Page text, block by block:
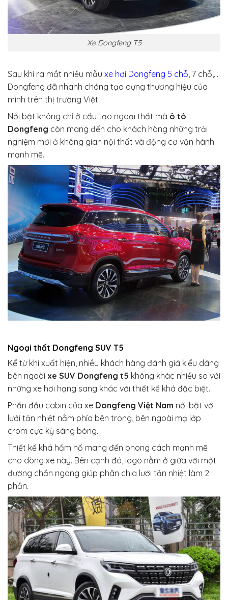
Xe Dongfeng T5
Sau khi ra mắt nhiều mẫu xe hơi Dongfeng 5 chỗ, 7 chỗ,…
Dongfeng đã nhanh chóng tạo dựng thương hiệu của
mình trên thị trường Việt.
Nổi bật không chỉ ở cấu tạo ngoại thất mà ô tô
Dongfeng còn mang đến cho khách hàng những trải
nghiệm mới ở không gian nội thất và động cơ vận hành
mạnh mẽ.
Ngoại thất Dongfeng SUV T5
Kể từ khi xuất hiện, nhiều khách hàng đánh giá kiểu dáng
bên ngoài xe SUV Dongfeng t5 không khác nhiều so với
những xe hơi hạng sang khác với thiết kế khá đặc biệt.
Phần đầu cabin của xe Dongfeng Việt Nam nổi bật với
lưới tản nhiệt nằm phía bên trong, bên ngoài mạ lớp
crom cực kỳ sáng bóng.
Thiết kế khá hầm hố mang đến phong cách mạnh mẽ
cho dòng xe này. Bên cạnh đó, logo nằm ở giữa với một
đường chắn ngang giúp phân chia lưới tản nhiệt làm 2
phần.